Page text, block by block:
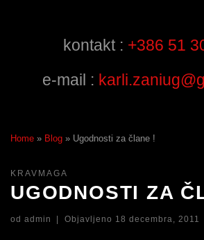
kontakt : +386 51
e-mail :
Home » Blog » Ugodnosti za člane !
KRAVMAGA
UGODNOSTI ZA
od admin | Objavljeno 18 decembra, 2011